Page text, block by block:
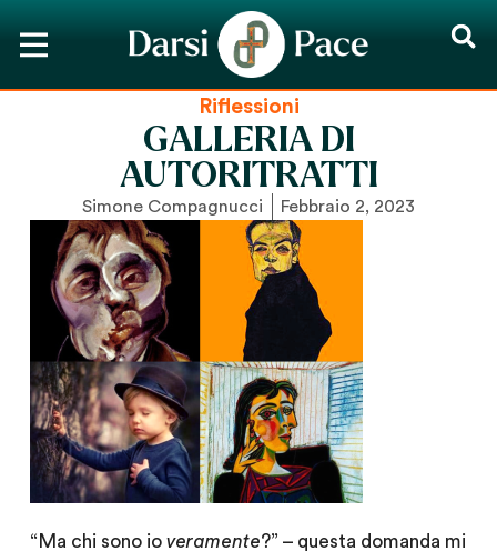
Riflessioni
GALLERIA DI
AUTORITRATTI
Simone Compagnucci Febbraio 2, 2023
“Ma chi sono io veramente?” – questa domanda mi